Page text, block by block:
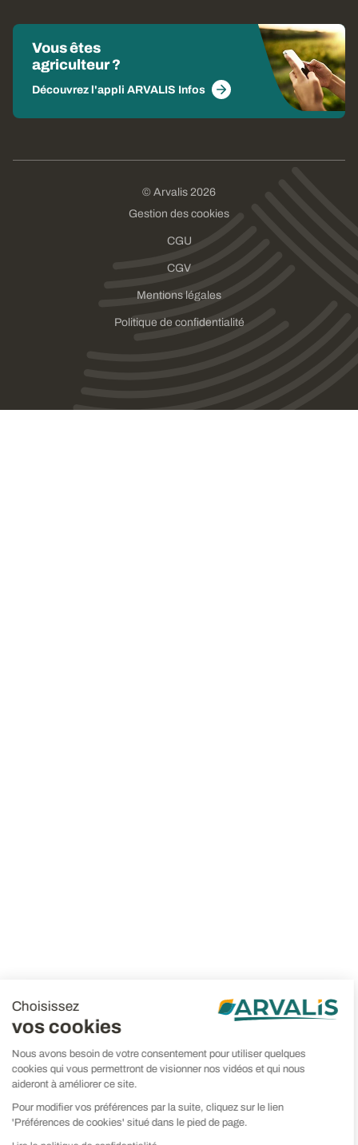
Choisissez
vos cookies
Nous avons besoin de votre consentement pour utiliser quelques
cookies qui vous permettront de visionner nos vidéos et qui nous
aideront à améliorer ce site.
Pour modifier vos préférences par la suite, cliquez sur le lien
'Préférences de cookies' situé dans le pied de page.
Vous êtes
agriculteur ?
Découvrez l'appli ARVALIS Infos
© Arvalis 2026
Gestion des cookies
CGU
CGV
Mentions légales
Politique de confidentialité